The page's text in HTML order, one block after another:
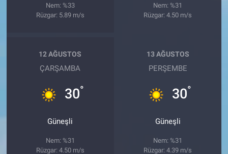
Nem: %33
Rüzgar: 5.89 m/s
Nem: %31
Rüzgar: 4.50 m/s
12 AĞUSTOS
ÇARŞAMBA
30°
Güneşli
Nem: %31
Rüzgar: 4.50 m/s
13 AĞUSTOS
PERŞEMBE
30°
Güneşli
Nem: %31
Rüzgar: 4.39 m/s